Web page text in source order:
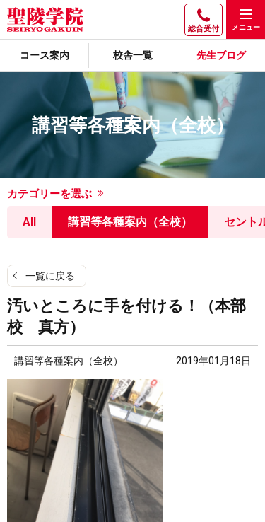
総合受付
コース案内 校舎一覧 先生ブログ
講習等各種案内（全校）
カテゴリーを選ぶ
All 講習等各種案内（全校） セント
一覧に戻る
汚いところに手を付ける！（本部
校 真方）
講習等各種案内（全校） 2019年01月18日